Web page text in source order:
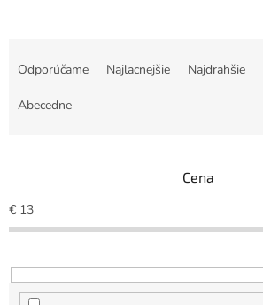
r
o
u
k
Odporúčame Najlacnejšie Najdrahšie
Abecedne
Cena
€ 13